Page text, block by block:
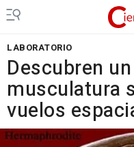
LABORATORIO
Descubren
musculatura
vuelos